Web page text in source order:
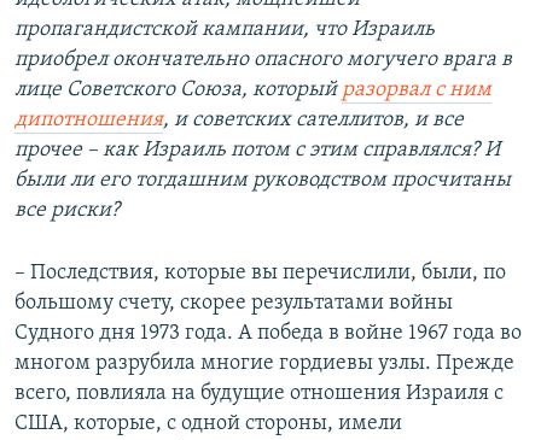
пропагандистской кампании, что Израиль
приобрел окончательно опасного могучего врага в
лице Советского Союза, которыйразорвал с ним
дипотношения, и советских сателлитов, и все
прочее – как Израиль потом с этим справлялся? И
были ли его тогдашним руководством просчитаны
все риски?
– Последствия, которые вы перечислили, были, по
большому счету, скорее результатами войны
Судного дня 1973 года. А победа в войне 1967 года во
многом разрубила многие гордиевы узлы. Прежде
всего, повлияла на будущие отношения Израиля с
США, которые, с одной стороны, имели